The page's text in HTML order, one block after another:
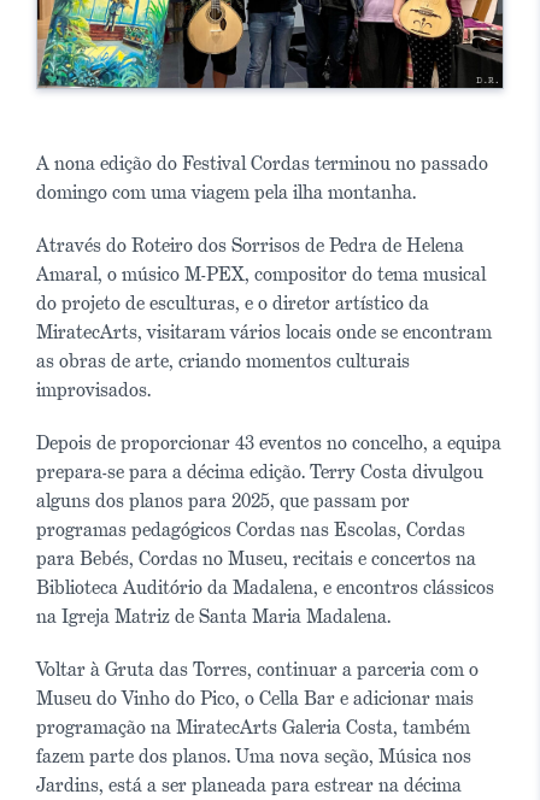
A nona edição do Festival Cordas terminou no passado
domingo com uma viagem pela ilha montanha.
Através do Roteiro dos Sorrisos de Pedra de Helena
Amaral, o músico M-PEX, compositor do tema musical
do projeto de esculturas, e o diretor artístico da
MiratecArts, visitaram vários locais onde se encontram
as obras de arte, criando momentos culturais
improvisados.
Depois de proporcionar 43 eventos no concelho, a equipa
prepara-se para a décima edição. Terry Costa divulgou
alguns dos planos para 2025, que passam por
programas pedagógicos Cordas nas Escolas, Cordas
para Bebés, Cordas no Museu, recitais e concertos na
Biblioteca Auditório da Madalena, e encontros clássicos
na Igreja Matriz de Santa Maria Madalena.
Voltar à Gruta das Torres, continuar a parceria com o
Museu do Vinho do Pico, o Cella Bar e adicionar mais
programação na MiratecArts Galeria Costa, também
fazem parte dos planos. Uma nova seção, Música nos
Jardins, está a ser planeada para estrear na décima